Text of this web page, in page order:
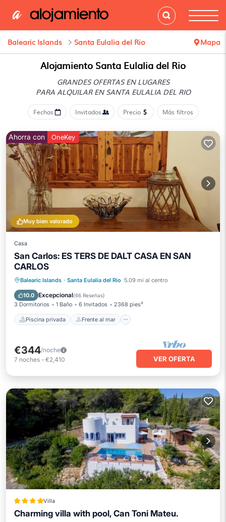
Balearic Islands Santa Eulalia del Rio Mapa
Alojamiento Santa Eulalia del Rio
GRANDES OFERTAS EN LUGARES
PARA ALQUILAR EN SANTA EULALIA DEL RIO
Fechas Invitados Precio Más filtros
Muy bien valorado
Ahorra con OneKey
Casa
San Carlos: ES TERS DE DALT CASA EN SAN
CARLOS
Balearic Islands · Santa Eulalia del Rio 5.09 mi al centro
10.0 Excepcional(66 Reseñas)
3 Dormitorios 1 Baño 6 Invitados 2368 pies²
Piscina privada Frente al mar
Piscina privada
Frente al mar
Bañera de hidromasaje
€344/noche
7 noches - €2,410 VER OFERTA
Villa
Charming villa with pool, Can Toni Mateu.